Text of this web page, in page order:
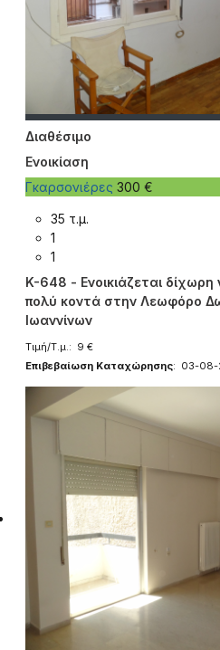
Διαθέσιμο
Ενοικίαση
Γκαρσονιέρες 300 €
35 τ.μ.
1
1
K-648 - Ενοικιάζεται
πολύ κοντά στην Λεωφόρο
Ιωαννίνων
Τιμή/Τ.μ.: 9 €
Επιβεβαίωση Καταχώρησης: 03-08-